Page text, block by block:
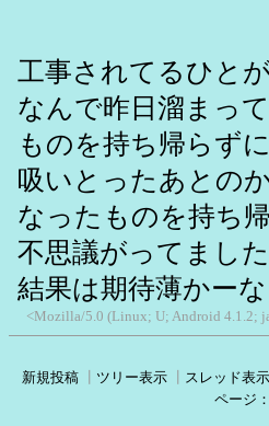
工事されてるひと
なんで昨日溜まっ
ものを持ち帰らず
吸いとったあとの
なったものを持ち
不思議がってました
結果は期待薄かーな
<Mozilla/5.0 (Linux; U; Android 4.1.2;
新規投稿
ツリー表示 スレッド表示
ページ：